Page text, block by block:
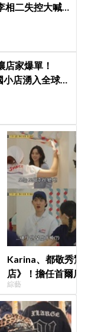
相二失控大喊
店家爆單！
小店湧入全球
Karina、都敬秀
店》！擔任首爾
泳知一句話意外成
綜藝